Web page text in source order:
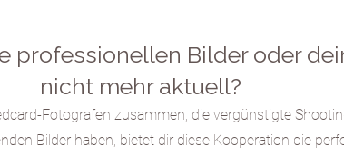
professionellen Bilder oder
nicht mehr aktuell?
Fotografen zusammen, die vergünstigte
Bilder haben, bietet dir diese Kooperation die